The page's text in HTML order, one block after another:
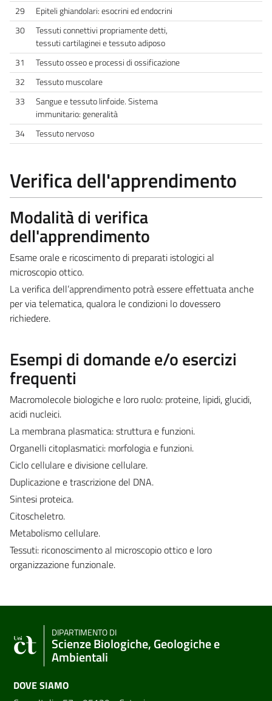
29
Epiteli ghiandolari: esocrini ed endocrini
30
Tessuti connettivi propriamente detti,
tessuti cartilaginei e tessuto adiposo
31
Tessuto osseo e processi di ossificazione
32
Tessuto muscolare
33
Sangue e tessuto linfoide. Sistema
immunitario: generalità
34
Tessuto nervoso
Verifica dell'apprendimento
Modalità di verifica
dell'apprendimento
Esame orale e ricoscimento di preparati istologici al
microscopio ottico.
La verifica dell’apprendimento potrà essere effettuata anche
per via telematica, qualora le condizioni lo dovessero
richiedere.
Esempi di domande e/o esercizi
frequenti
Macromolecole biologiche e loro ruolo: proteine, lipidi, glucidi,
acidi nucleici.
La membrana plasmatica: struttura e funzioni.
Organelli citoplasmatici: morfologia e funzioni.
Ciclo cellulare e divisione cellulare.
Duplicazione e trascrizione del DNA.
Sintesi proteica.
Citoscheletro.
Metabolismo cellulare.
Tessuti: riconoscimento al microscopio ottico e loro
organizzazione funzionale.
DIPARTIMENTO DI
Scienze Biologiche, Geologiche e
Ambientali
DOVE SIAMO